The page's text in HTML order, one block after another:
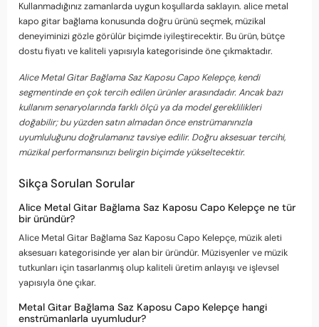
Kullanmadığınız zamanlarda uygun koşullarda saklayın. alice metal
kapo gitar bağlama konusunda doğru ürünü seçmek, müzikal
deneyiminizi gözle görülür biçimde iyileştirecektir. Bu ürün, bütçe
dostu fiyatı ve kaliteli yapısıyla kategorisinde öne çıkmaktadır.
Alice Metal Gitar Bağlama Saz Kaposu Capo Kelepçe, kendi
segmentinde en çok tercih edilen ürünler arasındadır. Ancak bazı
kullanım senaryolarında farklı ölçü ya da model gereklilikleri
doğabilir; bu yüzden satın almadan önce enstrümanınızla
uyumluluğunu doğrulamanız tavsiye edilir. Doğru aksesuar tercihi,
müzikal performansınızı belirgin biçimde yükseltecektir.
Sikça Sorulan Sorular
Alice Metal Gitar Bağlama Saz Kaposu Capo Kelepçe ne tür
bir üründür?
Alice Metal Gitar Bağlama Saz Kaposu Capo Kelepçe, müzik aleti
aksesuarı kategorisinde yer alan bir üründür. Müzisyenler ve müzik
tutkunları için tasarlanmış olup kaliteli üretim anlayışı ve işlevsel
yapısıyla öne çıkar.
Metal Gitar Bağlama Saz Kaposu Capo Kelepçe hangi
enstrümanlarla uyumludur?